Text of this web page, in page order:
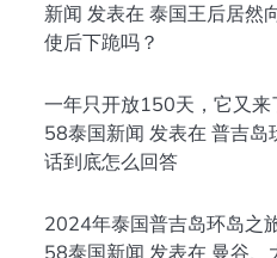
新闻 发表在 泰国王后居然
使后下跪吗？
一年只开放150天，它又
58泰国新闻 发表在 普吉岛
话到底怎么回答
2024年泰国普吉岛环岛之
58泰国新闻 发表在 曼谷、